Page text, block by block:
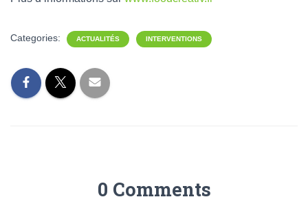
Categories: ACTUALITÉS INTERVENTIONS
0 Comments